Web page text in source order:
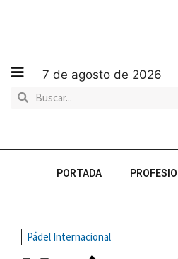
7 de agosto de 2026
PORTADA
Pádel Internacional